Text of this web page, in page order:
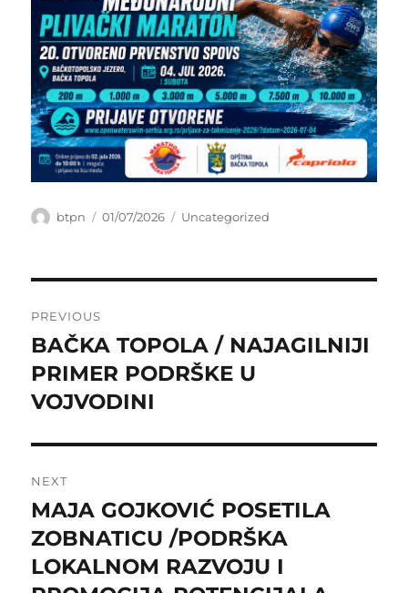
Author
btpn
Posted
01/07/2026 Categories
Uncategorized
navigation
PREVIOUS
Previous
post:
BAČKA TOPOLA / NAJAGILNIJI
PRIMER PODRŠKE U
VOJVODINI
NEXT
Next
post:
MAJA GOJKOVIĆ POSETILA
ZOBNATICU /PODRŠKA
LOKALNOM RAZVOJU I